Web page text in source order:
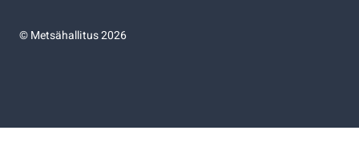
©Metsähallitus 2026